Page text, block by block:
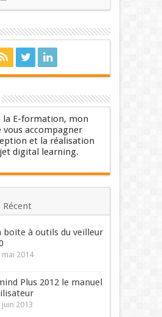
la E-formation, mon
accompagner
et la réalisation
digital learning.
Récent
Mots-clés
boite à outils du veilleur
mai 2014
Plus 2012 le manuel
juin 2013